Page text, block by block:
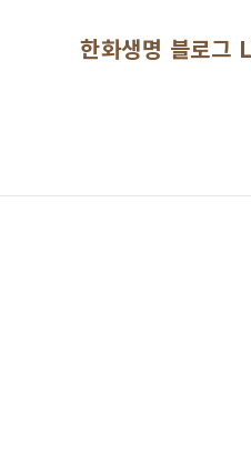
한화생명 블로